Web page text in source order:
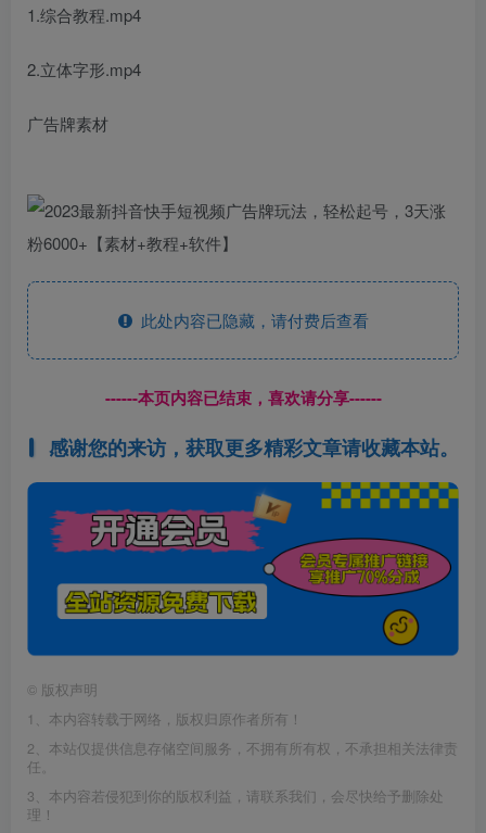
1.综合教程.mp4
2.立体字形.mp4
广告牌素材
此处内容已隐藏，请付费后查看
------本页内容已结束，喜欢请分享------
感谢您的来访，获取更多精彩文章请收藏本站。
© 版权声明
1、本内容转载于网络，版权归原作者所有！
2、本站仅提供信息存储空间服务，不拥有所有权，不承担相关法律责
任。
3、本内容若侵犯到你的版权利益，请联系我们，会尽快给予删除处
理！